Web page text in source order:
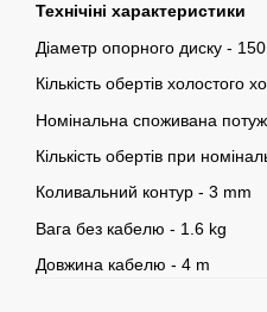
Технічіні характеристики
Діаметр опорного диску -
Кількість обертів холостого
Номінальна споживана
Кількість обертів при
Коливальний контур - 3 mm
Вага без кабелю - 1.6 kg
Довжина кабелю - 4 m